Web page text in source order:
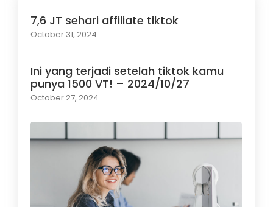
7,6 JT sehari affiliate tiktok
October 31, 2024
Ini yang terjadi setelah tiktok kamu
punya 1500 VT! – 2024/10/27
October 27, 2024